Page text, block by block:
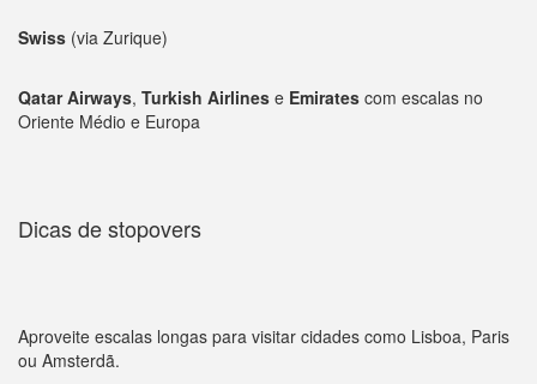
Swiss (via Zurique)
Qatar Airways, Turkish Airlines e Emirates com escalas no
Oriente Médio e Europa
Dicas de stopovers
Aproveite escalas longas para visitar cidades como Lisboa, Paris
ou Amsterdã.